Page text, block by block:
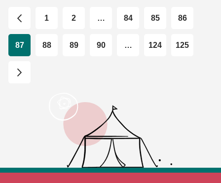
1 2 … 84 85 86
87 88 89 90 … 124 125